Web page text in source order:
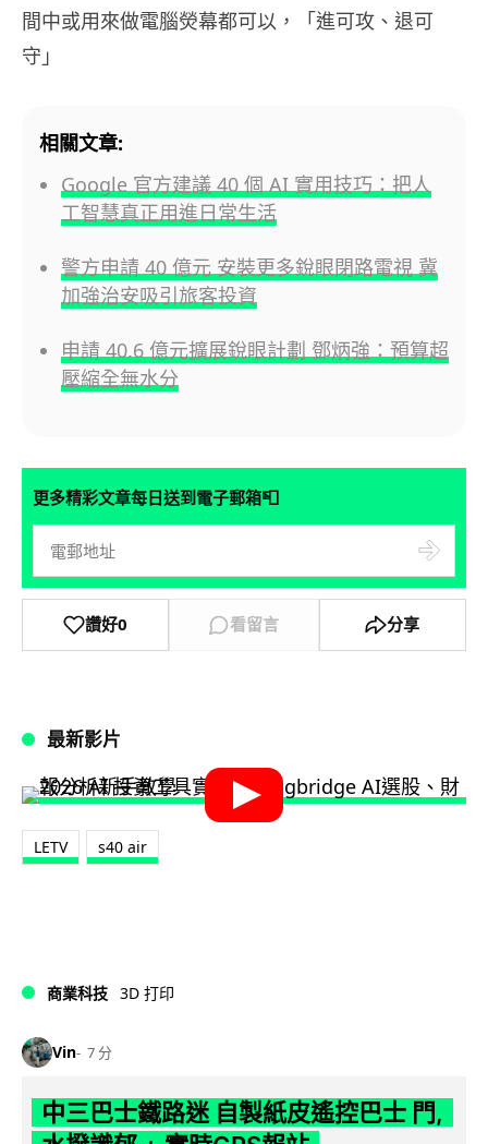
間中或用來做電腦熒幕都可以，「進可攻、退可
守」
相關文章:
Google 官方建議 40 個 AI 實用技巧：把人
工智慧真正用進日常生活
警方申請 40 億元 安裝更多銳眼閉路電視 冀
加強治安吸引旅客投資
申請 40.6 億元擴展銳眼計劃 鄧炳強：預算超
壓縮全無水分
更多精彩文章每日送到電子郵箱📮
讚好0 看留言 分享
最新影片
LETV s40 air
商業科技 3D 打印
Vin 7 分
中三巴士鐵路迷 自製紙皮遙控巴士 門,